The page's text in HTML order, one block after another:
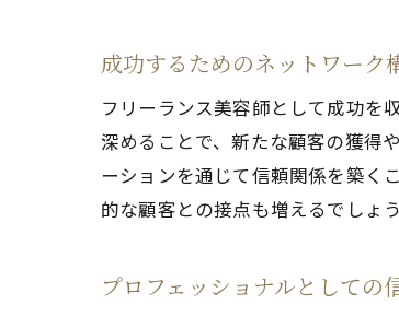
成功するためのネットワーク
フリーランス美容師として成功を
深めることで、新たな顧客の獲得
ーションを通じて信頼関係を築く
的な顧客との接点も増えるでしょ
プロフェッショナルとしての